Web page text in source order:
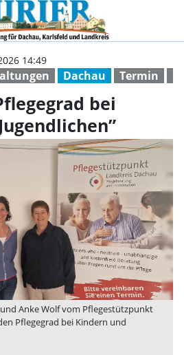
Infoabend:
Dachau Termin
14:49
bei
Anke Wolf vom Pflegestützpunkt
Pflegegrad bei Kindern und